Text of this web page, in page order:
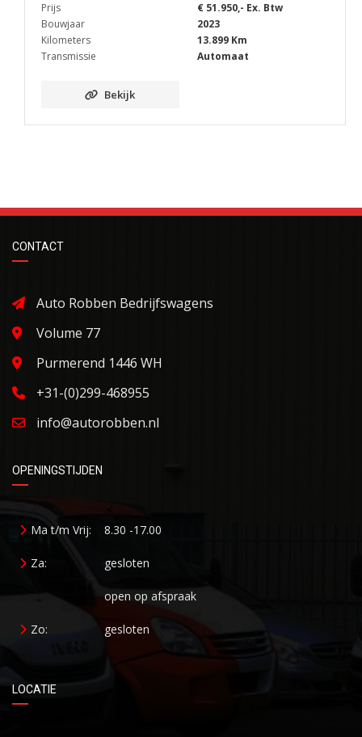
Prijs
€ 51.950,- Ex. Btw
Bouwjaar
2023
Kilometers
13.899 Km
Transmissie
Automaat
Bekijk
CONTACT
Auto Robben Bedrijfswagens
Volume 77
Purmerend 1446 WH
+31-(0)299-468955
info@autorobben.nl
OPENINGSTIJDEN
Ma t/m Vrij: 8.30 -17.00
Za: gesloten
open op afspraak
Zo: gesloten
LOCATIE